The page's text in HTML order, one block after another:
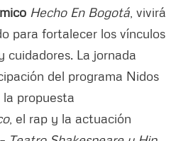
Hecho En Bogotá , vivirá
para fortalecer los vínculos
cuidadores. La jornada
del programa Nidos
la propuesta
, el rap y la actuación